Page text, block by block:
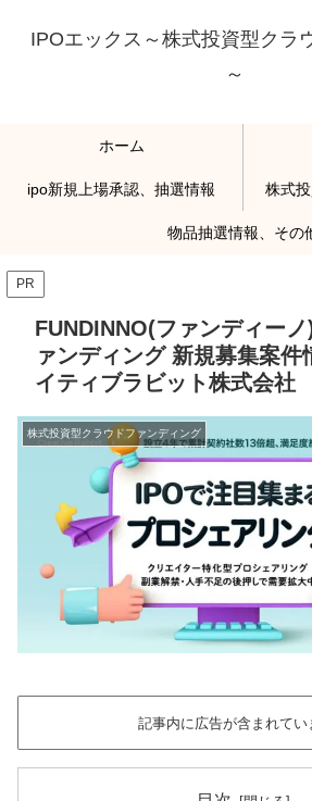
IPOエックス～株式投資型クラ
～
ホーム
ipo新規上場承認、抽選情報
物品抽選情報、その
PR
FUNDINNO(ファンディー
ァンディング 新規募集案
イティブラビット株式会社
株式投資型クラウドファンディング
記事内に広告が含まれてい